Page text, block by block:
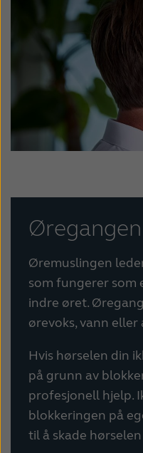
France
International
Kazakhstan
Latinoamérica
New Zealand
Türkçe
عربي
Øregangen
Øremuslingen
som fungerer som
indre øret.
ørevoks, vann eller
Hvis hørselen din
på grunn av
profesjonell hjelp.
blokkeringen på
til å skade